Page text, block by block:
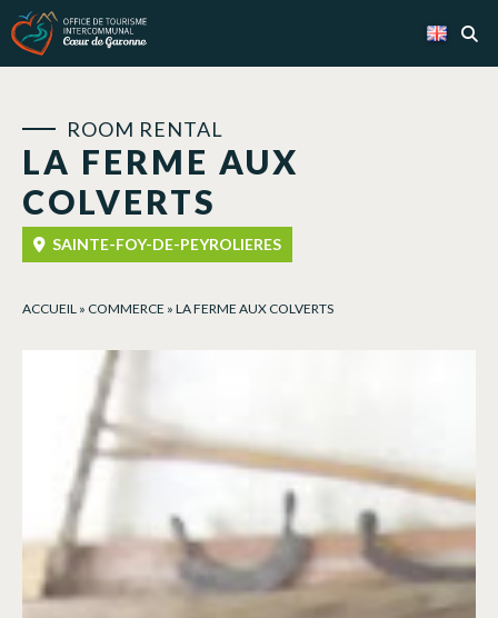
LA FERME AUX
COLVERTS
ROOM RENTAL
SAINTE-FOY-DE-PEYROLIERES
ACCUEIL » COMMERCE » LA FERME AUX COLVERTS
Cookies management panel